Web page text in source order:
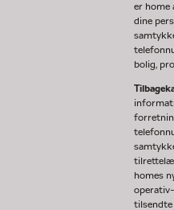
er home
dine
bolig,
homes
tilsendte